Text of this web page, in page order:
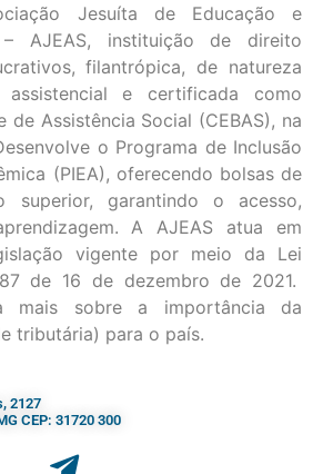
Jesuíta de Educação e
– AJEAS, instituição de direito
filantrópica, de natureza
assistencial e certificada como
de Assistência Social (CEBAS), na
o Programa de Inclusão
(PIEA), oferecendo bolsas de
superior, garantindo o acesso,
A AJEAS atua em
vigente por meio da Lei
de 16 de dezembro de 2021.
mais sobre a importância da
tributária) para o país.
2127
CEP: 31720 300